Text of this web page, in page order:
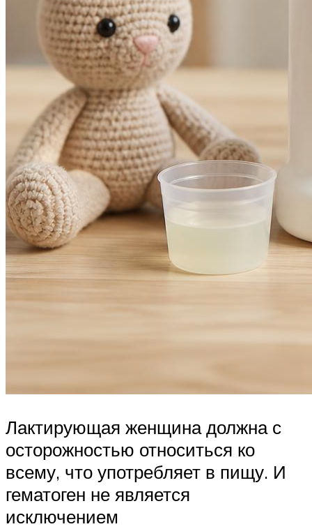
Лактирующая женщина должна с
осторожностью относиться ко
всему, что употребляет в пищу. И
гематоген не является
исключением